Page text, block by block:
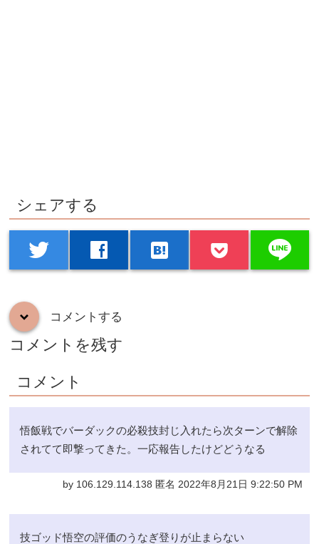
シェアする
twitter facebook hatenabookmark line
down コメントする
コメントを残す
コメント
悟飯戦でバーダックの必殺技封じ入れたら次ターンで解除
されてて即撃ってきた。一応報告したけどどうなる
by 106.129.114.138 匿名 2022年8月21日 9:22:50 PM
技ゴッド悟空の評価のうなぎ登りが止まらない